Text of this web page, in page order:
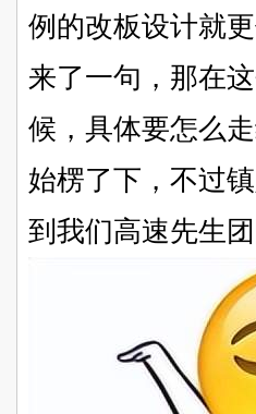
例的改板设计就
来了一句，那在
候，具体要怎么
始楞了下，不过
到我们高速先生